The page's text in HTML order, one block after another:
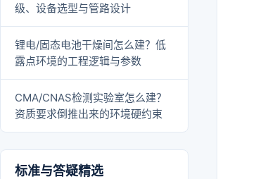
级、设备选型与管路设计
锂电/固态电池干燥间怎么建？低
露点环境的工程逻辑与参数
CMA/CNAS检测实验室怎么建？
资质要求倒推出来的环境硬约束
标准与答疑精选